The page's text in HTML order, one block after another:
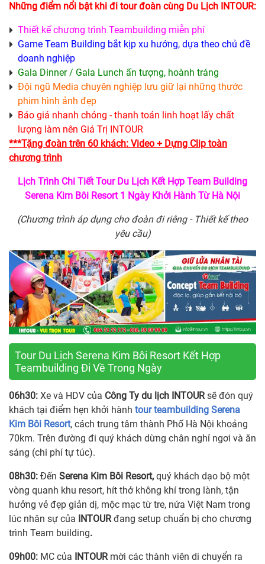
Những điểm nổi bật khi đi tour đoàn cùng Du Lịch INTOUR:
Thiết kế chương trình Teambuilding miễn phí
Game Team Building bắt kịp xu hướng, dựa theo chủ đề
doanh nghiệp
Gala Dinner / Gala Lunch ấn tượng, hoành tráng
Đội ngũ Media chuyên nghiệp lưu giữ lại những thước
phim hình ảnh đẹp
Báo giá nhanh chóng - thanh toán linh hoạt lấy chất
lượng làm nên Giá Trị INTOUR
***Tặng đoàn trên 60 khách: Video + Dựng Clip toàn
chương trình
Lịch Trình Chi Tiết Tour Du Lịch Kết Hợp Team Building
Serena Kim Bôi Resort 1 Ngày Khởi Hành Từ Hà Nội
(Chương trình áp dụng cho đoàn đi riêng - Thiết kế theo
yêu cầu)
Tour Du Lịch Serena Kim Bôi Resort Kết Hợp
Teambuilding Đi Về Trong Ngày
06h30: Xe và HDV của Công Ty du lịch INTOURsẽ đón quý
khách tại điểm hẹn khởi hành tour teambuilding Serena
Kim Bôi Resort, cách trung tâm thành Phố Hà Nội khoảng
70km. Trên đường đi quý khách dừng chân nghỉ ngơi và ăn
sáng (chi phí tự túc).
08h30: Đến Serena Kim Bôi Resort, quý khách dạo bộ một
vòng quanh khu resort, hít thở không khí trong lành, tận
hưởng vẻ đẹp giản dị, mộc mạc từ tre, nứa Việt Nam trong
lúc nhân sự của INTOURđang setup chuẩn bị cho chương
trình Team building.
09h00: MC của INTOURmời các thành viên di chuyển ra